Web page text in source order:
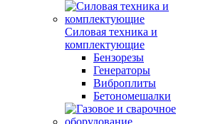
Силовая техника и
комплектующие
Бензорезы
Генераторы
Виброплиты
Бетономешалки